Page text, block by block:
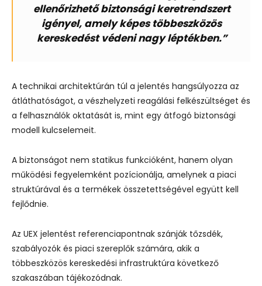
ellenőrizhető biztonsági keretrendszert
igényel, amely képes többeszközös
kereskedést védeni nagy léptékben.”
A technikai architektúrán túl a jelentés hangsúlyozza az
átláthatóságot, a vészhelyzeti reagálási felkészültséget és
a felhasználók oktatását is, mint egy átfogó biztonsági
modell kulcselemeit.
A biztonságot nem statikus funkcióként, hanem olyan
működési fegyelemként pozícionálja, amelynek a piaci
struktúrával és a termékek összetettségével együtt kell
fejlődnie.
Az UEX jelentést referenciapontnak szánják tőzsdék,
szabályozók és piaci szereplők számára, akik a
többeszközös kereskedési infrastruktúra következő
szakaszában tájékozódnak.